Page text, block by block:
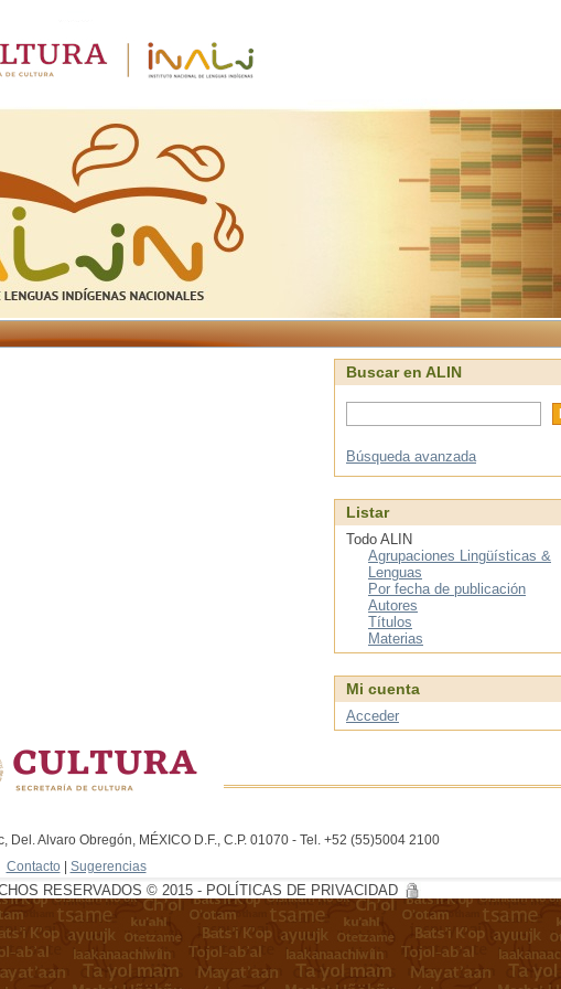
Buscar en ALIN
Búsqueda avanzada
Listar
Todo ALIN
Agrupaciones Lingüísticas &
Lenguas
Por fecha de publicación
Autores
Títulos
Materias
Mi cuenta
Acceder
Alvaro Obregón, MÉXICO D.F., C.P. 01070 - Tel. +52 (55)5004 2100
Contacto | Sugerencias
RESERVADOS © 2015 - POLÍTICAS DE PRIVACIDAD